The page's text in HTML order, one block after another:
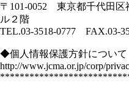
〒101-0052 東京都千代田
ル２階
TEL.03-3518-0777 FAX.03-
◆個人情報保護方針について
http://www.jcma.or.jp/corp/